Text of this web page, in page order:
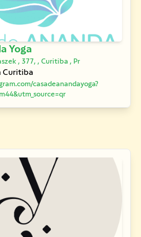
Yoga
, 377, , Curitiba , Pr
Curitiba
casadeanandayoga?